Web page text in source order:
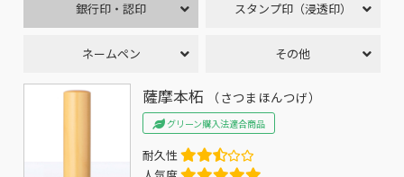
銀行印・認印 スタンプ印（浸透印）
ネームペン その他
薩摩本柘 （さつまほんつげ）
グリーン購入法適合商品
耐久性